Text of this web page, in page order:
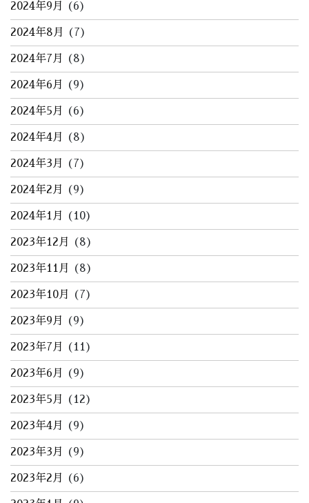
2024年9月 (6)
2024年8月 (7)
2024年7月 (8)
2024年6月 (9)
2024年5月 (6)
2024年4月 (8)
2024年3月 (7)
2024年2月 (9)
2024年1月 (10)
2023年12月 (8)
2023年11月 (8)
2023年10月 (7)
2023年9月 (9)
2023年7月 (11)
2023年6月 (9)
2023年5月 (12)
2023年4月 (9)
2023年3月 (9)
2023年2月 (6)